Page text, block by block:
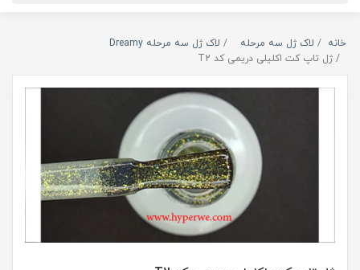
خانه لاک ژل سه مرحله
لاک ژل سه مرحله Dreamy
ژل تاپ کت اکلیلی دریمی کد T2